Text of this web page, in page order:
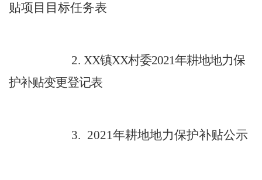
贴项目目标任务表
2. XX镇XX村委2021年耕地地力保
护补贴变更登记表
3. 2021年耕地地力保护补贴公示